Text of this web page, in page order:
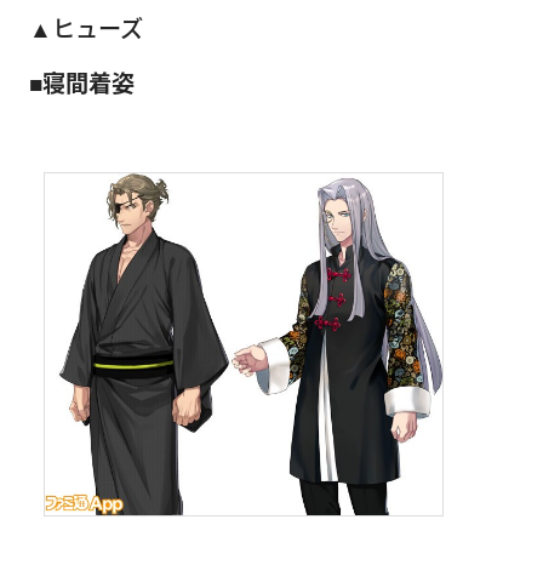
▲ヒューズ
■寝間着姿